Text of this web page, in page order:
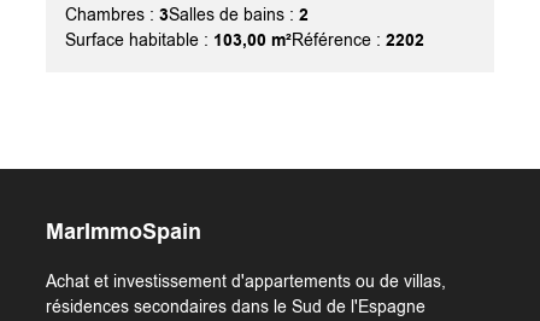
Chambres :3Salles de bains :2
Surface habitable : 103,00 m²Référence :2202
MarImmoSpain
Achat et investissement d'appartements ou de villas,
résidences secondaires dans le Sud de l'Espagne